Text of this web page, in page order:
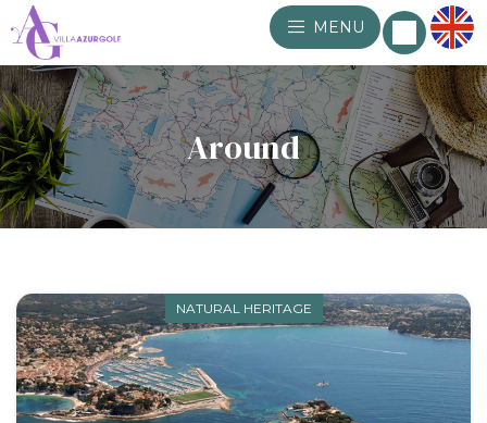
MENU
Around
NATURAL HERITAGE